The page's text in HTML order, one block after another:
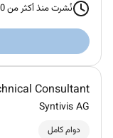
نُشرت منذ أكثر من 30 يومًا
Consultant
Syntivis AG
دوام كامل